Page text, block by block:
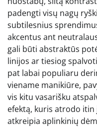
padengti visų nagų
subtilesnius
akcentus ant
gali būti abstraktūs
linijos ar tiesiog
pat labai populiaru
viename manikiūre,
vis kitu vasarišku
efektą, kuris atrodo
atkreipia aplinkinių